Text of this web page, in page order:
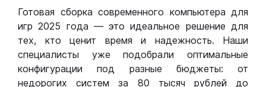
Готовая сборка современного компьютера для
игр 2025 года — это идеальное решение для
тех, кто ценит время и надежность. Наши
специалисты уже подобрали оптимальные
конфигурации под разные бюджеты: от
недорогих систем за 80 тысяч рублей до